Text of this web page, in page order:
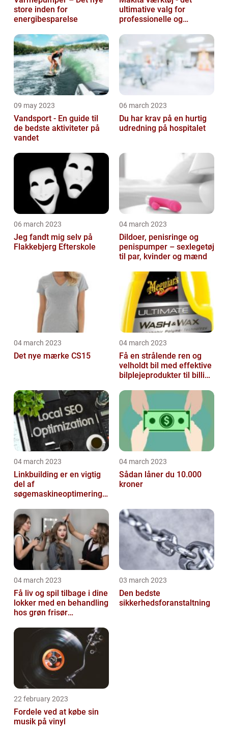
store inden for
energibesparelse
ultimative valg for
professionelle og
selv'ere
09 may 2023
Vandsport - En guide til
de bedste aktiviteter på
vandet
06 march 2023
Du har krav på en hurtig
udredning på hospitalet
06 march 2023
Jeg fandt mig selv på
Flakkebjerg Efterskole
04 march 2023
Dildoer, penisringe og
penispumper – sexlegetøj
til par, kvinder og mænd
04 march 2023
Det nye mærke CS15
04 march 2023
Få en strålende ren og
velholdt bil med effektive
bilplejeprodukter til billige
04 march 2023
Linkbuilding er en vigtig
del af
søgemaskineoptimeringe
04 march 2023
Sådan låner du 10.000
kroner
04 march 2023
Få liv og spil tilbage i dine
lokker med en behandling
hos grøn frisør
03 march 2023
Den bedste
sikkerhedsforanstaltning
22 february 2023
Fordele ved at købe sin
musik på vinyl